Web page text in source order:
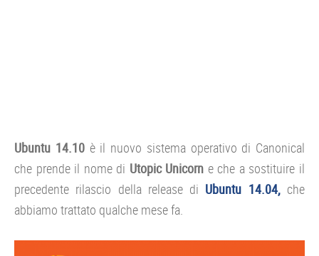
Ubuntu 14.10è il nuovo sistema operativo di Canonical
che prende il nome di Utopic Unicorn e che a sostituire il
precedente rilascio della release di Ubuntu 14.04,che
abbiamo trattato qualche mese fa.